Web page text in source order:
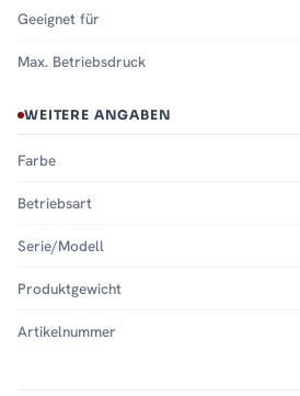
Geeignet für
Max. Betriebsdruck
WEITERE ANGABEN
Farbe
Betriebsart
Serie/Modell
Produktgewicht
Artikelnummer